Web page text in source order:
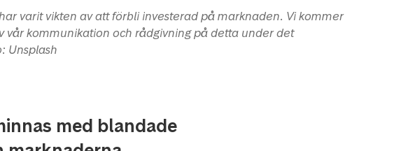
varit vikten av att förbli investerad på marknaden. Vi kommer
vår kommunikation och rådgivning på detta under det
Unsplash
med blandade